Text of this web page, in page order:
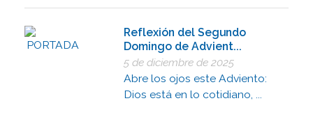
Reflexión del Segundo
Domingo de Advient...
5 de diciembre de 2025
Abre los ojos este Adviento:
Dios está en lo cotidiano, ...